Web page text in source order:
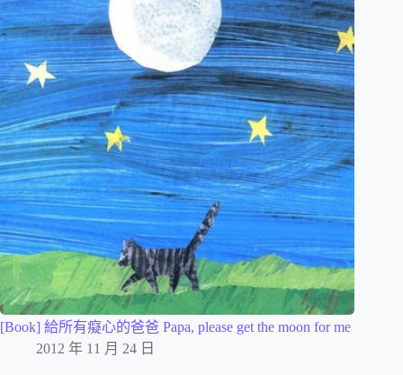
[Book] 給所有癡心的爸爸 Papa, please get the moon for me
2012 年 11 月 24 日